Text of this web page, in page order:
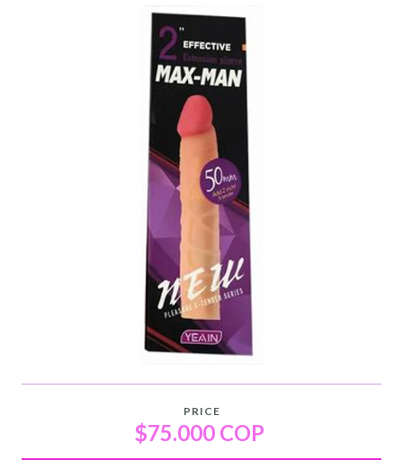
PRICE
$75.000 COP